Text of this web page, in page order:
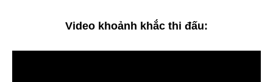
Video khoảnh khắc thi đấu: